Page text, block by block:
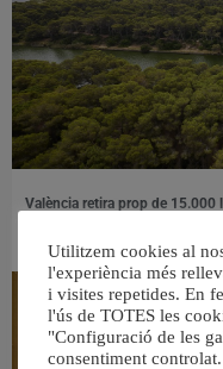
València retira prop de 15.000
Utilitzem cookies al
l'experiència més
i visites repetides. En
l'ús de TOTES les
"Configuració de les
consentiment controlat.